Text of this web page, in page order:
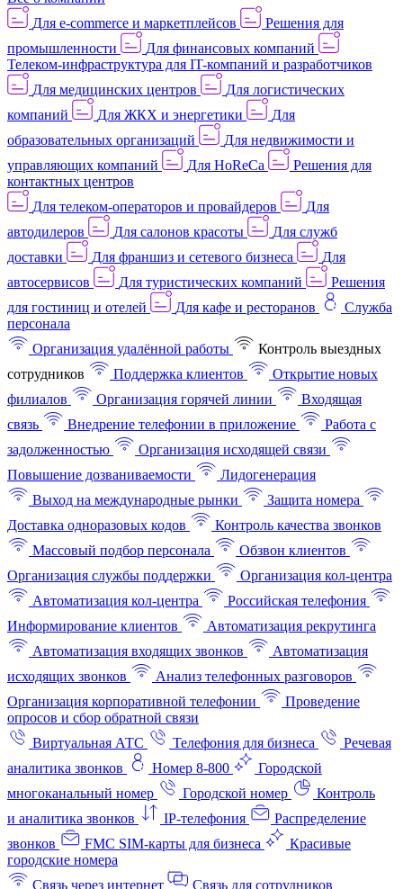
Для e-commerce и маркетплейсов
Решения для
промышленности
Для финансовых компаний
Телеком-инфраструктура для IT-компаний и разработчиков
Для медицинских центров
Для логистических
компаний
Для ЖКХ и энергетики
Для
образовательных организаций
Для недвижимости и
управляющих компаний
Для HoReCa
Решения для
контактных центров
Для телеком-операторов и провайдеров
Для
автодилеров
Для салонов красоты
Для служб
доставки
Для франшиз и сетевого бизнеса
Для
автосервисов
Для туристических компаний
Решения
для гостиниц и отелей
Для кафе и ресторанов
Служба
персонала
Организация удалённой работы
Контроль выездных
сотрудников
Поддержка клиентов
Открытие новых
филиалов
Организация горячей линии
Входящая
связь
Внедрение телефонии в приложение
Работа с
задолженностью
Организация исходящей связи
Повышение дозваниваемости
Лидогенерация
Выход на международные рынки
Защита номера
Доставка одноразовых кодов
Контроль качества звонков
Массовый подбор персонала
Обзвон клиентов
Организация службы поддержки
Организация кол-центра
Автоматизация кол-центра
Российская телефония
Информирование клиентов
Автоматизация рекрутинга
Автоматизация входящих звонков
Автоматизация
исходящих звонков
Анализ телефонных разговоров
Организация корпоративной телефонии
Проведение
опросов и сбор обратной связи
Виртуальная АТС
Телефония для бизнеса
Речевая
аналитика звонков
Номер 8-800
Городской
многоканальный номер
Городской номер
Контроль
и аналитика звонков
IP-телефония
Распределение
звонков
FMC SIM-карты для бизнеса
Красивые
городские номера
Связь через интернет
Связь для сотрудников